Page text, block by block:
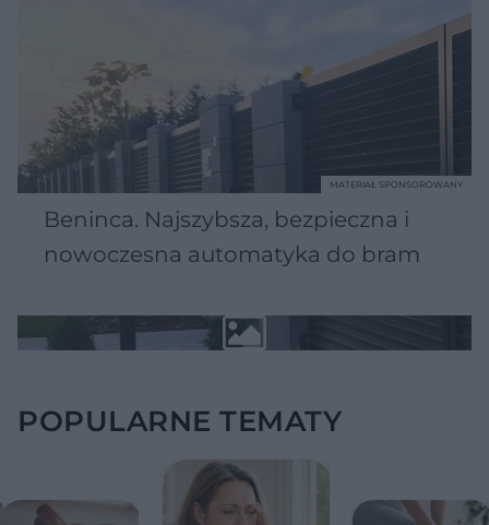
Beninca. Najszybsza, bezpieczna i
nowoczesna automatyka do bram
MATERIAŁ SPONSOROWANY
POPULARNE TEMATY